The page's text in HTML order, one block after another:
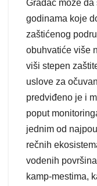
Gradac može
godinama koje
zaštićenog
obuhvatiće više
viši stepen
uslove za
predviđeno je i
poput
jednim od
rečnih
vodenih
kamp-mestima,